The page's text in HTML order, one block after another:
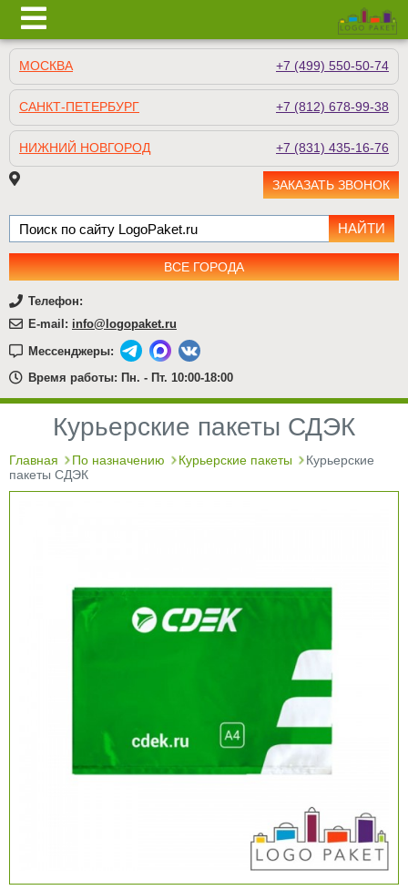
МОСКВА +7 (499) 550-50-74
САНКТ-ПЕТЕРБУРГ +7 (812) 678-99-38
НИЖНИЙ НОВГОРОД +7 (831) 435-16-76
ЗАКАЗАТЬ ЗВОНОК
ВСЕ ГОРОДА
Телефон:
E-mail: info@logopaket.ru
Мессенджеры:
Время работы: Пн. - Пт. 10:00-18:00
Курьерские пакеты СДЭК
Главная По назначению Курьерские пакеты
Курьерские
пакеты СДЭК